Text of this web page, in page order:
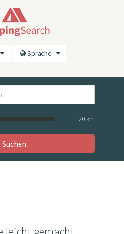
Sprache
+20 km
Suchen